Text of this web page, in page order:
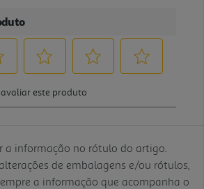
a informação no rótulo do artigo.
de embalagens e/ou rótulos,
a informação que acompanha o